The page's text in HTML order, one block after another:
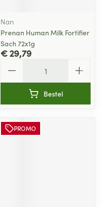
Nan
Prenan Human Milk Fortifier
Sach 72x1g
€ 29,79
Bestel
PROMO